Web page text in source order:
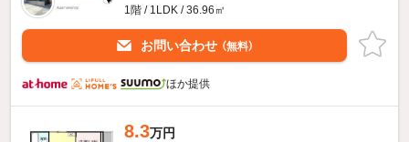
1階 / 1LDK / 36.96㎡
お問い合わせ （無料）
ほか提供
8.3万円